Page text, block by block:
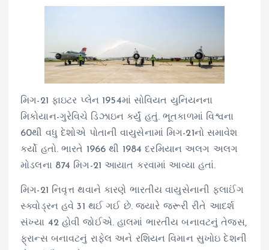
મિગ-21 ફાઇટર પ્લેન 1954માં સોવિયત યુનિયનના
મિકોયાન-ગુરેવિચે ડિઝાઇન કર્યું હતું. ભૂતકાળમાં વિશ્વના
60થી વધુ દેશોએ પોતાની વાયુસેનામાં મિગ-21નો સમાવેશ
કર્યો હતો. ભારતે 1966 થી 1984 દરમિયાન અલગ અલગ
મોડલના 874 મિગ-21 આયાત કરવામાં આવ્યા હતાં.
મિગ-21 નિવૃત્ત થવાને કારણે ભારતીય વાયુસેનાની ફ્લાઈંગ
સ્ક્વોડ્રન હવે 31 થઈ ગઈ છે. જ્યારે જરૂરી રીતે આદર્શ
સંખ્યા 42 હોવી જોઈએ. હાલમાં ભારતીય બનાવટનું તેજસ,
ફ્રાન્સ બનાવટનું રાફેલ અને રશિયન વિમાન સુખોઇ દેશની